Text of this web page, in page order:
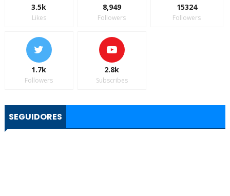
3.5k
Likes
8,949
Followers
15324
Followers
1.7k
Followers
2.8k
Subscribes
SEGUIDORES